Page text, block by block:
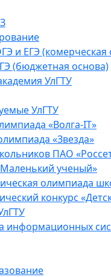
и ЕГЭ (комерческая
(бюджетная основа)
УлГТУ
УлГТУ
«Волга-IT»
«Звезда»
ПАО
ученый»
олимпиада
конкурс
информационных